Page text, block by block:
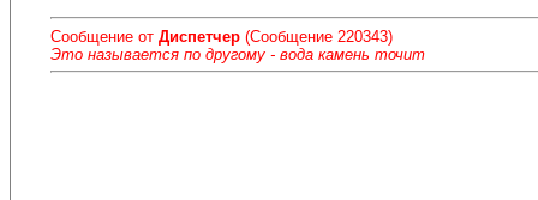
Сообщение от Диспетчер (Сообщение 220343)
Это называется по другому - вода камень точит